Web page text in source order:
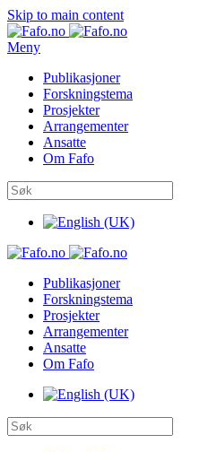
Skip to main content
Meny
Publikasjoner
Forskningstema
Prosjekter
Arrangementer
Ansatte
Om Fafo
Publikasjoner
Forskningstema
Prosjekter
Arrangementer
Ansatte
Om Fafo